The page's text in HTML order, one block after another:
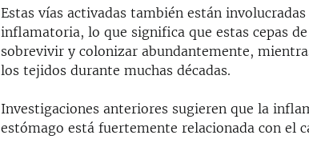
Estas vías activadas también están
inflamatoria, lo que significa que estas cepas
sobrevivir y colonizar abundantemente,
los tejidos durante muchas décadas.
Investigaciones anteriores sugieren que la
estómago está fuertemente relacionada con el